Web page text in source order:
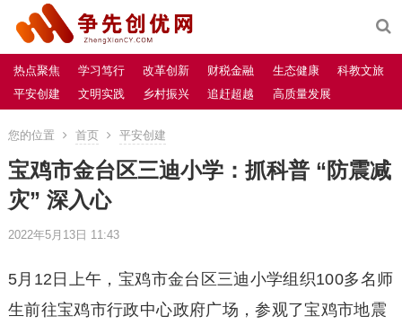
热点聚焦 学习笃行 改革创新 财税金融 生态健康
科教文旅
平安创建
文明实践 乡村振兴 追赶超越 高质量发展
您的位置 首页 平安创建
宝鸡市金台区三迪小学：抓科普 “防震减
灾” 深入心
2022年5月13日 11:43
5月12日上午，宝鸡市金台区三迪小学组织100多名师
生前往宝鸡市行政中心政府广场，参观了宝鸡市地震